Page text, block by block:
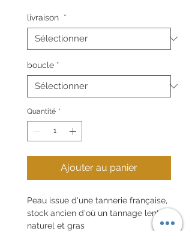
livraison *
boucle *
Quantité *
Ajouter au panier
Peau issue d'une tannerie française,
stock ancien d'où un tannage lent
naturel et gras